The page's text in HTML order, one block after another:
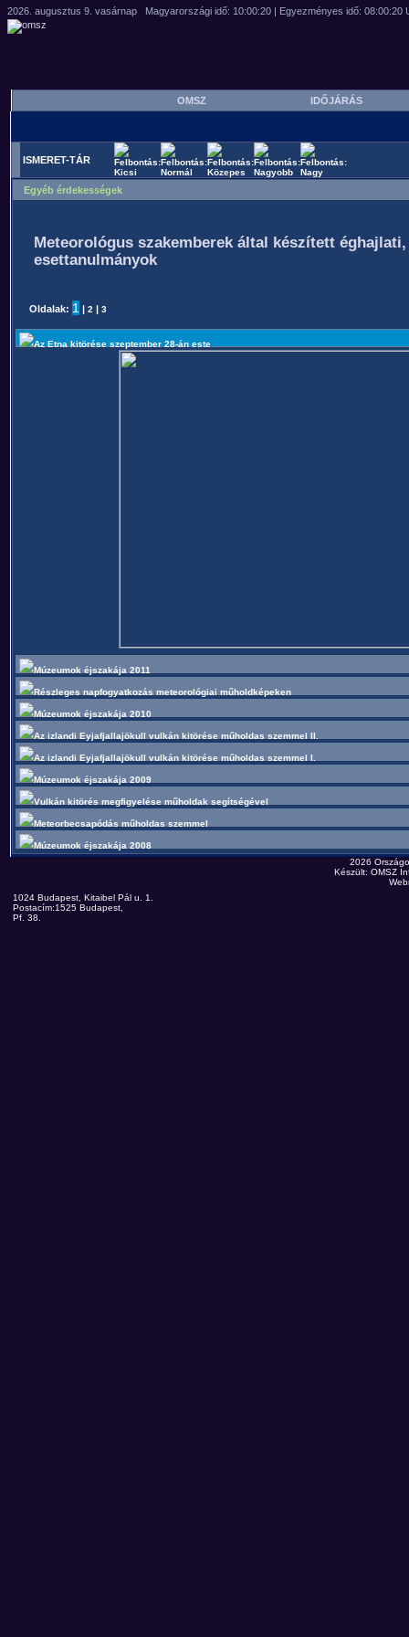
OMSZ IDŐJÁRÁS
ISMERET-TÁR
Egyéb érdekességek
Meteorológus szakemberek által készített
esettanulmányok
Oldalak: 1 | 2 | 3
Az Etna kitörése szeptember 28-án este
Múzeumok éjszakája 2011
Részleges napfogyatkozás meteorológiai műholdképeken
Múzeumok éjszakája 2010
Az izlandi Eyjafjallajökull vulkán kitörése műholdas szemmel II.
Az izlandi Eyjafjallajökull vulkán kitörése műholdas szemmel I.
Múzeumok éjszakája 2009
Vulkán kitörés megfigyelése műholdak segítségével
Meteorbecsapódás műholdas szemmel
Múzeumok éjszakája 2008
2026
Készült: OMSZ
1024 Budapest, Kitaibel Pál u. 1.
Postacím:1525 Budapest,
Pf. 38.